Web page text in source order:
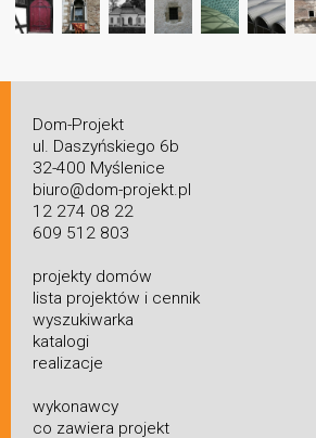
Dom-Projekt
ul. Daszyńskiego 6b
32-400 Myślenice
biuro@dom-projekt.pl
12 274 08 22
609 512 803
projekty domów
lista projektów i cennik
wyszukiwarka
katalogi
realizacje
wykonawcy
co zawiera projekt